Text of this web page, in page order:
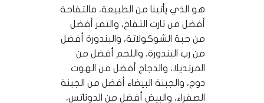
هو الذي يأتينا من الطبيعة، فالتفاحة
أفضل من تارت التفاح، والتمر أفضل
من حبة الشوكولاتة، والبندورة أفضل
من رب البندورة، واللحم أفضل من
المرتديلا، والدجاج أفضل من الهوت
دوج، والجبنة البيضاء أفضل من الجبنة
الصفراء، والبيض أفضل من الدوناتس،